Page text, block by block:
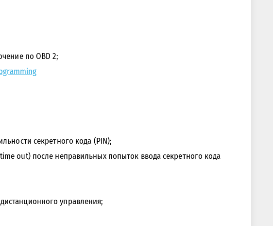
по OBD 2;
секретного кода (PIN);
out) после неправильных попыток ввода секретного кода
управления;